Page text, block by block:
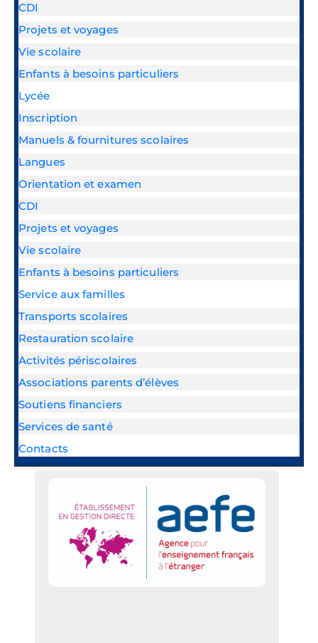
CDI
Projets et voyages
Vie scolaire
Enfants à besoins particuliers
Lycée
Inscription
Manuels & fournitures scolaires
Langues
Orientation et examen
CDI
Projets et voyages
Vie scolaire
Enfants à besoins particuliers
Service aux familles
Transports scolaires
Restauration scolaire
Activités périscolaires
Associations parents d’élèves
Soutiens financiers
Services de santé
Contacts